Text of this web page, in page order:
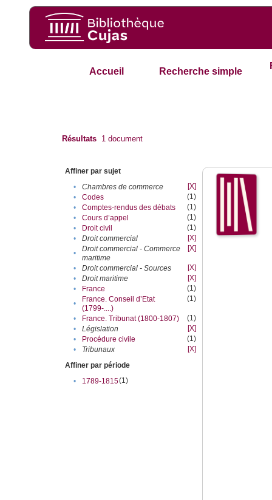
Accueil Recherche simple
Résultats 1 document
Affiner par sujet
•
Chambres de commerce
[X]
•
Codes
(1)
•
Comptes-rendus des débats
(1)
•
Cours d’appel
(1)
•
Droit civil
(1)
•
Droit commercial
[X]
•
Droit commercial - Commerce
maritime
[X]
• Droit commercial - Sources
[X]
•
Droit maritime
[X]
•
France
(1)
•
France. Conseil d’Etat
(1799-....)
(1)
• France. Tribunat (1800-1807)
(1)
•
Législation
[X]
•
Procédure civile
(1)
•
Tribunaux
[X]
Affiner par période
•
1789-1815(1)